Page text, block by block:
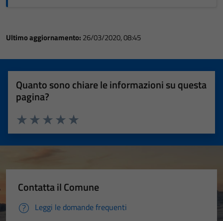
Ultimo aggiornamento: 26/03/2020, 08:45
Quanto sono chiare le informazioni su questa
pagina?
Valuta 5 stelle su 5
Valuta 4 stelle su 5
Valuta 3 stelle su 5
Valuta 2 stelle su 5
Valuta 1 stelle su 5
Contatta il Comune
Leggi le domande frequenti